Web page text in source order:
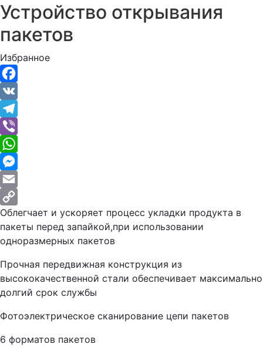
Устройство открывания
пакетов
Избранное
Facebook
VK
Telegram
Viber
WhatsApp
Messenger
Email
Copy
Link
Облегчает и ускоряет процесс укладки продукта в
пакеты перед запайкой,при использовании
одноразмерных пакетов
Прочная передвижная конструкция из
высококачественной стали обеспечивает максимально
долгий срок службы
Фотоэлектрическое сканирование цепи пакетов
6 форматов пакетов